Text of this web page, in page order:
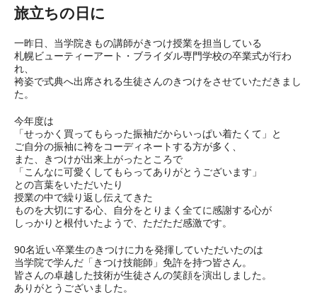
旅立ちの日に
一昨日、当学院きもの講師がきつけ授業を担当している
札幌ビューティーアート・ブライダル専門学校の卒業式が行わ
れ、
袴姿で式典へ出席される生徒さんのきつけをさせていただきまし
た。
今年度は
「せっかく買ってもらった振袖だからいっぱい着たくて」と
ご自分の振袖に袴をコーディネートする方が多く、
また、きつけが出来上がったところで
「こんなに可愛くしてもらってありがとうございます」
との言葉をいただいたり
授業の中で繰り返し伝えてきた
ものを大切にする心、自分をとりまく全てに感謝する心が
しっかりと根付いたようで、ただただ感激です。
90名近い卒業生のきつけに力を発揮していただいたのは
当学院で学んだ「きつけ技能師」免許を持つ皆さん。
皆さんの卓越した技術が生徒さんの笑顔を演出しました。
ありがとうございました。